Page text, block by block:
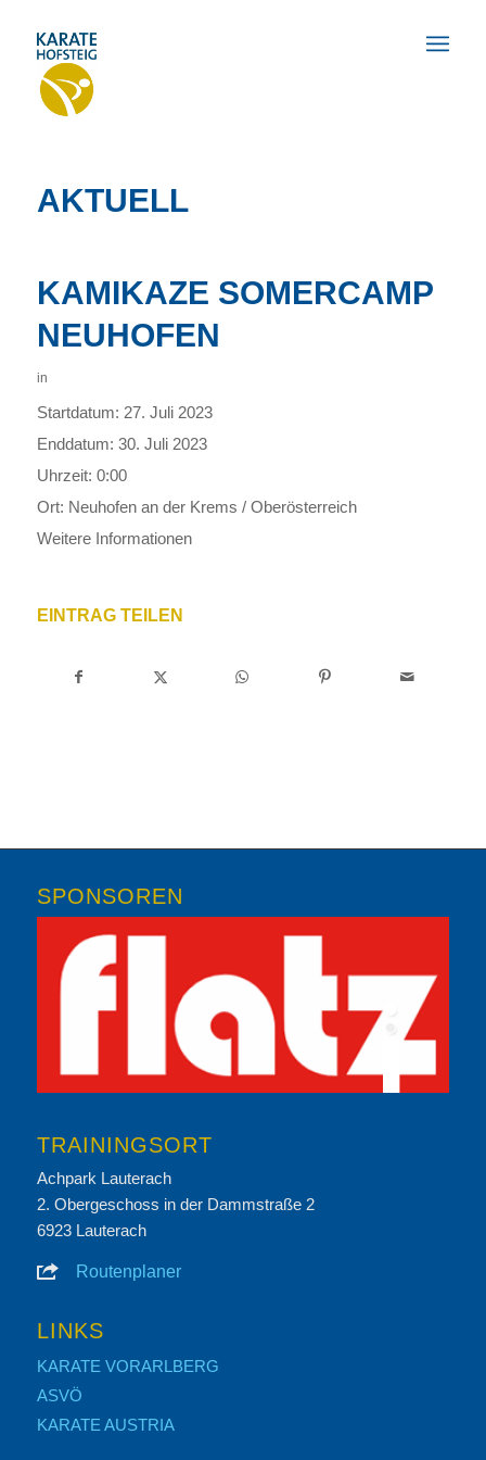
AKTUELL
KAMIKAZE SOMERCAMP
NEUHOFEN
in
Startdatum: 27. Juli 2023
Enddatum: 30. Juli 2023
Uhrzeit: 0:00
Ort: Neuhofen an der Krems / Oberösterreich
Weitere Informationen
EINTRAG TEILEN
SPONSOREN
TRAININGSORT
Achpark Lauterach
2. Obergeschoss in der Dammstraße 2
6923 Lauterach
Routenplaner
LINKS
KARATE VORARLBERG
ASVÖ
KARATE AUSTRIA